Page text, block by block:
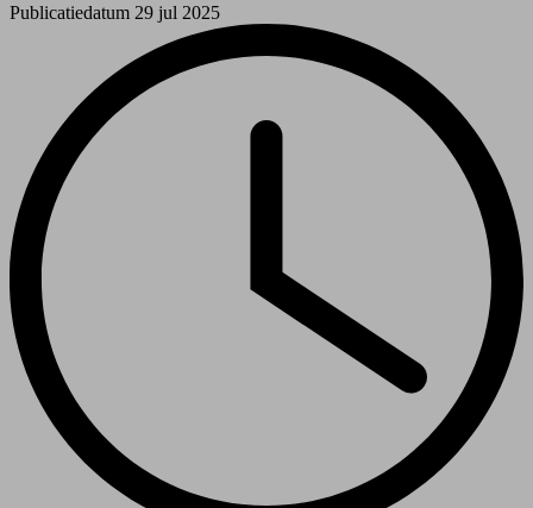
Publicatiedatum 29 jul 2025